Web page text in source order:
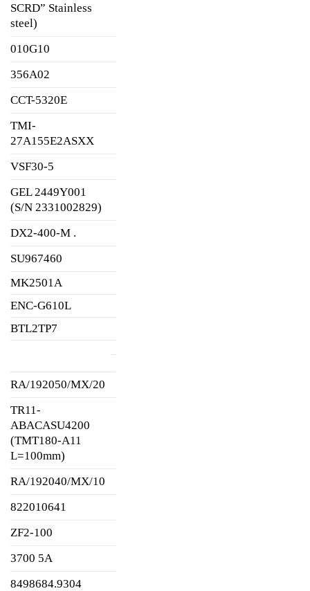
SCRD” Stainless
steel)
010G10
356A02
CCT-5320E
TMI-
27A155E2ASXX
VSF30-5
GEL 2449Y001
(S/N 2331002829)
DX2-400-M .
SU967460
MK2501A
ENC-G610L
BTL2TP7
RA/192050/MX/20
TR11-
ABACASU4200
(TMT180-A11
L=100mm)
RA/192040/MX/10
822010641
ZF2-100
3700 5A
8498684.9304